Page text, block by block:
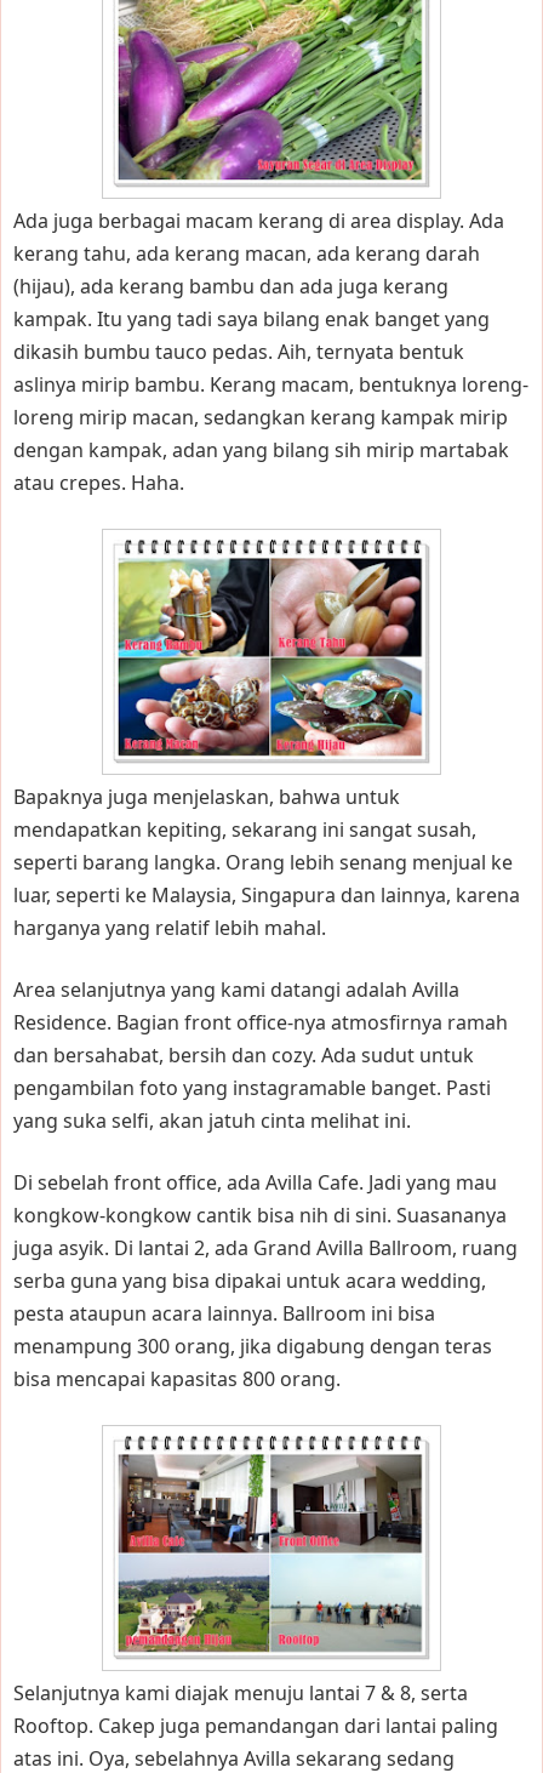
Ada juga berbagai macam kerang di area display. Ada
kerang tahu, ada kerang macan, ada kerang darah
(hijau), ada kerang bambu dan ada juga kerang
kampak. Itu yang tadi saya bilang enak banget yang
dikasih bumbu tauco pedas. Aih, ternyata bentuk
aslinya mirip bambu. Kerang macam, bentuknya loreng-
loreng mirip macan, sedangkan kerang kampak mirip
dengan kampak, adan yang bilang sih mirip martabak
atau crepes. Haha.
Bapaknya juga menjelaskan, bahwa untuk
mendapatkan kepiting, sekarang ini sangat susah,
seperti barang langka. Orang lebih senang menjual ke
luar, seperti ke Malaysia, Singapura dan lainnya, karena
harganya yang relatif lebih mahal.
Area selanjutnya yang kami datangi adalah Avilla
Residence. Bagian front office-nya atmosfirnya ramah
dan bersahabat, bersih dan cozy. Ada sudut untuk
pengambilan foto yang instagramable banget. Pasti
yang suka selfi, akan jatuh cinta melihat ini.
Di sebelah front office, ada Avilla Cafe. Jadi yang mau
kongkow-kongkow cantik bisa nih di sini. Suasananya
juga asyik. Di lantai 2, ada Grand Avilla Ballroom, ruang
serba guna yang bisa dipakai untuk acara wedding,
pesta ataupun acara lainnya. Ballroom ini bisa
menampung 300 orang, jika digabung dengan teras
bisa mencapai kapasitas 800 orang.
Selanjutnya kami diajak menuju lantai 7 & 8, serta
Rooftop. Cakep juga pemandangan dari lantai paling
atas ini. Oya, sebelahnya Avilla sekarang sedang